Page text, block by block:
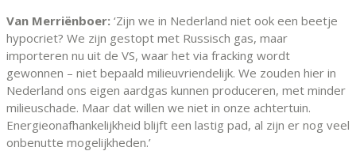
Van Merriënboer: ‘Zijn we in Nederland niet ook een beetje
hypocriet? We zijn gestopt met Russisch gas, maar
importeren nu uit de VS, waar het via fracking wordt
gewonnen – niet bepaald milieuvriendelijk. We zouden hier in
Nederland ons eigen aardgas kunnen produceren, met minder
milieuschade. Maar dat willen we niet in onze achtertuin.
Energieonafhankelijkheid blijft een lastig pad, al zijn er nog veel
onbenutte mogelijkheden.’